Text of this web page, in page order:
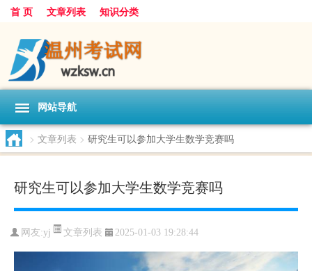
首 页 文章列表 知识分类
网站导航
> 文章列表 > 研究生可以参加大学生数学竞赛吗
研究生可以参加大学生数学竞赛吗
网友:yj 文章列表 2025-01-03 19:28:44